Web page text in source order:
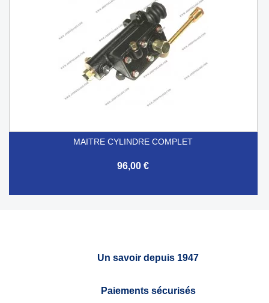
MAITRE CYLINDRE COMPLET
96,00 €
Un savoir depuis 1947
Paiements sécurisés